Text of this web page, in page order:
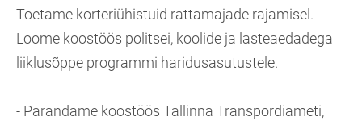
Toetame korteriühistuid rattamajade rajamisel.
Loome koostöös politsei, koolide ja lasteaedadega
liiklusõppe programmi haridusasutustele.
- Parandame koostöös Tallinna Transpordiameti,